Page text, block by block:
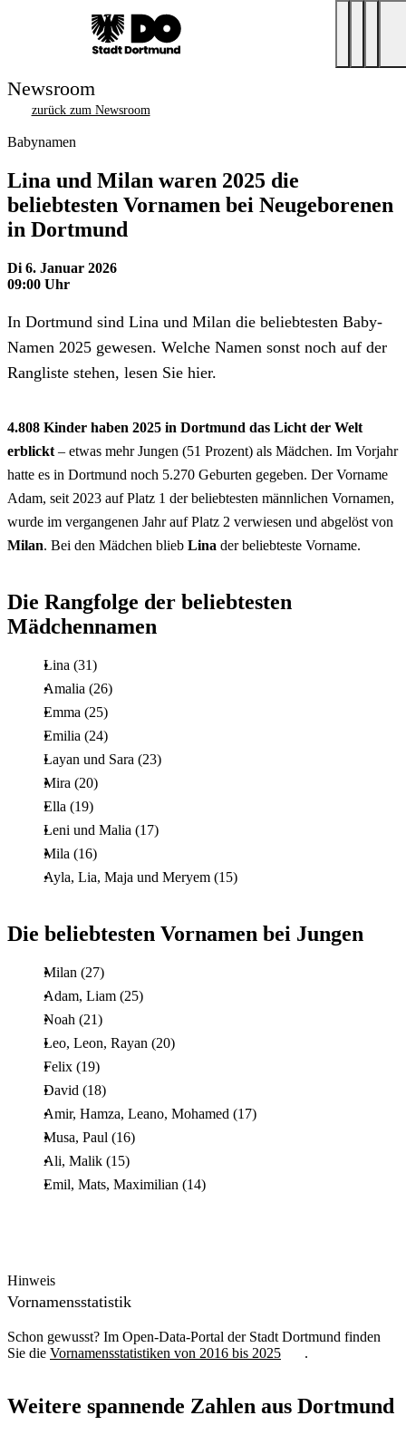
Newsroom
zurück zum Newsroom
Babynamen
Lina und Milan waren 2025 die
beliebtesten Vornamen bei Neugeborenen
in Dortmund
Di 6. Januar 2026
09:00 Uhr
In Dortmund sind Lina und Milan die beliebtesten Baby-
Namen 2025 gewesen. Welche Namen sonst noch auf der
Rangliste stehen, lesen Sie hier.
4.808 Kinder haben 2025 in Dortmund das Licht der Welt
erblickt – etwas mehr Jungen (51 Prozent) als Mädchen. Im Vorjahr
hatte es in Dortmund noch 5.270 Geburten gegeben. Der Vorname
Adam, seit 2023 auf Platz 1 der beliebtesten männlichen Vornamen,
wurde im vergangenen Jahr auf Platz 2 verwiesen und abgelöst von
Milan. Bei den Mädchen blieb Lina der beliebteste Vorname.
Die Rangfolge der beliebtesten
Mädchennamen
Lina (31)
Amalia (26)
Emma (25)
Emilia (24)
Layan und Sara (23)
Mira (20)
Ella (19)
Leni und Malia (17)
Mila (16)
Ayla, Lia, Maja und Meryem (15)
Die beliebtesten Vornamen bei Jungen
Milan (27)
Adam, Liam (25)
Noah (21)
Leo, Leon, Rayan (20)
Felix (19)
David (18)
Amir, Hamza, Leano, Mohamed (17)
Musa, Paul (16)
Ali, Malik (15)
Emil, Mats, Maximilian (14)
Hinweis
Vornamensstatistik
Schon gewusst? Im Open-Data-Portal der Stadt Dortmund finden
Sie die Vornamensstatistiken von 2016 bis 2025 .
Weitere spannende Zahlen aus Dortmund